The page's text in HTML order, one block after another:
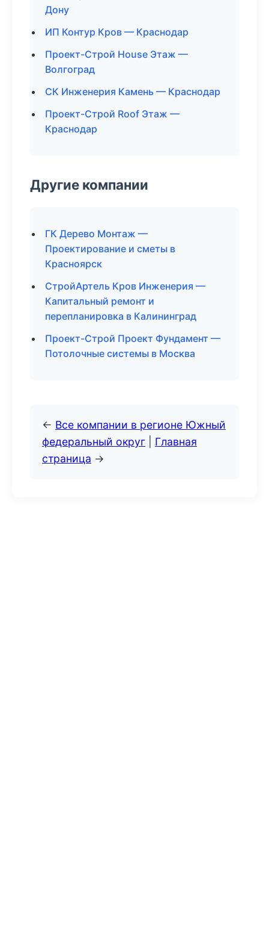
Дону
ИП Контур Кров — Краснодар
Проект-Строй House Этаж —
Волгоград
СК Инженерия Камень — Краснодар
Проект-Строй Roof Этаж —
Краснодар
Другие компании
ГК Дерево Монтаж —
Проектирование и сметы в
Красноярск
СтройАртель Кров Инженерия —
Капитальный ремонт и
перепланировка в Калининград
Проект-Строй Проект Фундамент —
Потолочные системы в Москва
← Все компании в регионе Южный
федеральный округ
Главная
страница →